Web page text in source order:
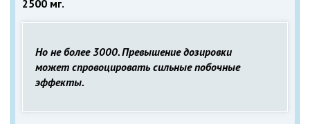
2500 мг.
Но не более 3000. Превышение дозировки
может спровоцировать сильные побочные
эффекты.